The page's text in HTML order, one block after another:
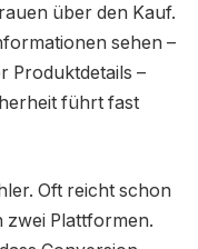
über den Kauf.
sehen –
Produktdetails –
führt fast
Oft reicht schon
zwei Plattformen.